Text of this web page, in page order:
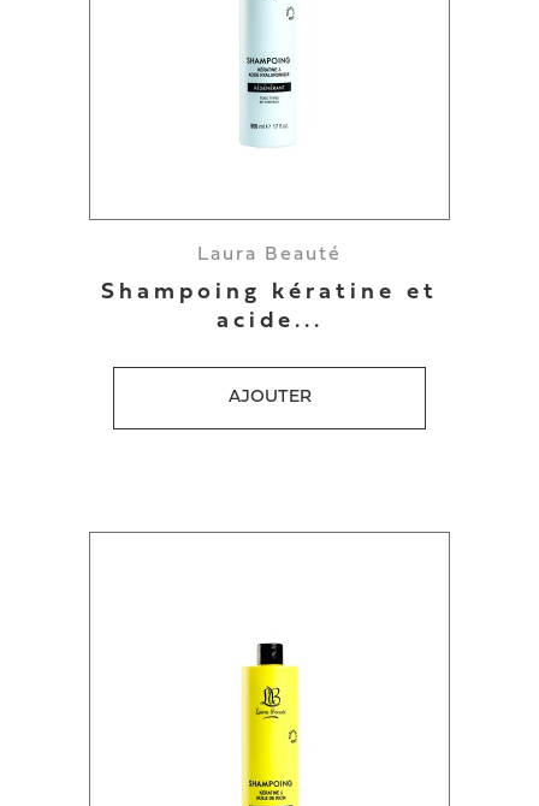
Laura Beauté
Shampoing kératine et
acide...
AJOUTER